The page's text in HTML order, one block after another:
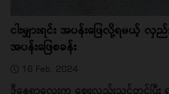
ငါးမျှားရင်း အပန်းဖြေလို့ရမယ့်
အပန်းဖြေစခန်း
16 Feb, 2024
ဒီနေရာလေးက စျေးလည်းသင့်တင့်ပြီ